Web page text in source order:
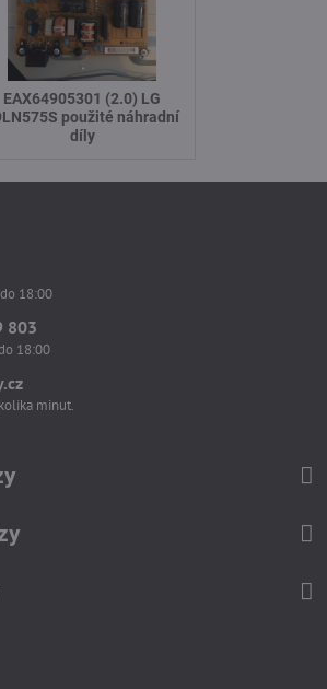
EAX64905301 (2.0) LG
použité náhradní
díly
18:00
803
18:00
minut.